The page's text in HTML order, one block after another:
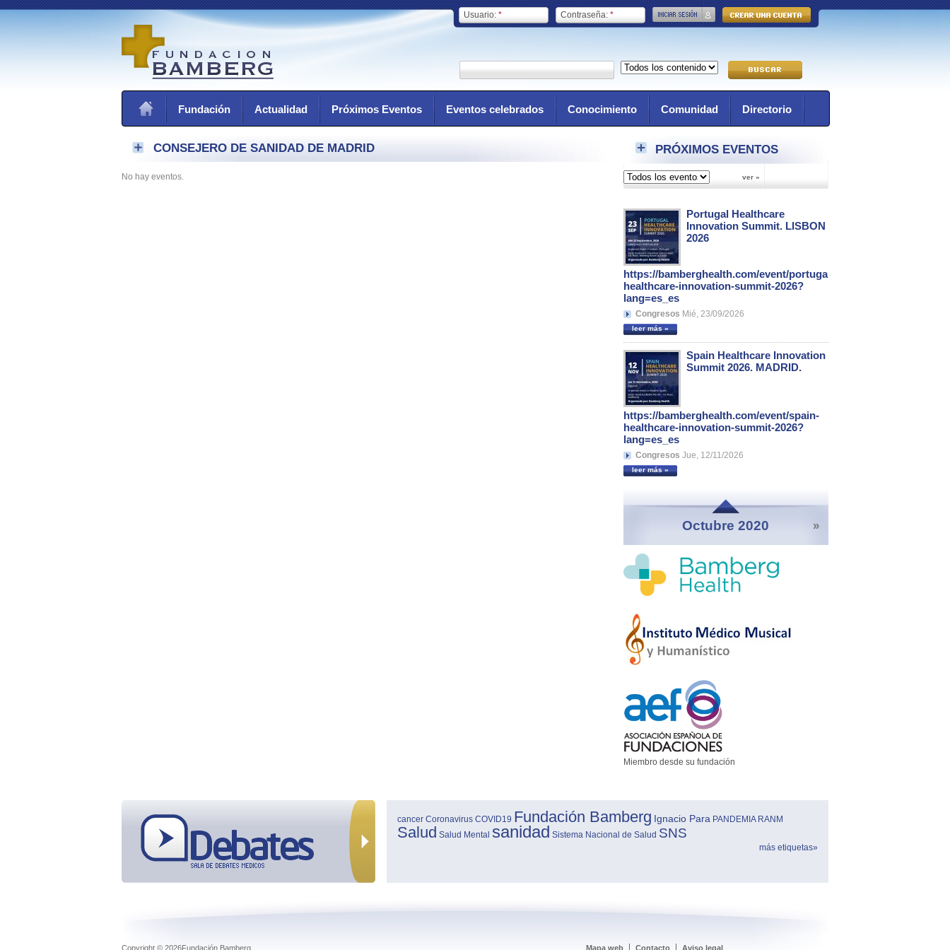
Usuario: * Contraseña: *
Fundación Actualidad Próximos Eventos Eventos celebrados Conocimiento Comunidad Directorio
PRÓXIMOS EVENTOS
Portugal Healthcare
Innovation Summit. LISBON
2026
https://bamberghealth.com/event/portugal-
healthcare-innovation-summit-2026?
lang=es_es
Congresos Mié, 23/09/2026
leer más »
Spain Healthcare Innovation
Summit 2026. MADRID.
https://bamberghealth.com/event/spain-
healthcare-innovation-summit-2026?
lang=es_es
Congresos Jue, 12/11/2026
leer más »
Octubre 2020 »
Miembro desde su fundación
CONSEJERO DE SANIDAD DE MADRID
No hay eventos.
cancer Coronavirus COVID19 Fundación Bamberg Ignacio Para PANDEMIA RANM
Salud Salud Mental sanidad Sistema Nacional de Salud SNS
más etiquetas»
Copyright © 2026Fundación Bamberg Mapa web Contacto Aviso legal